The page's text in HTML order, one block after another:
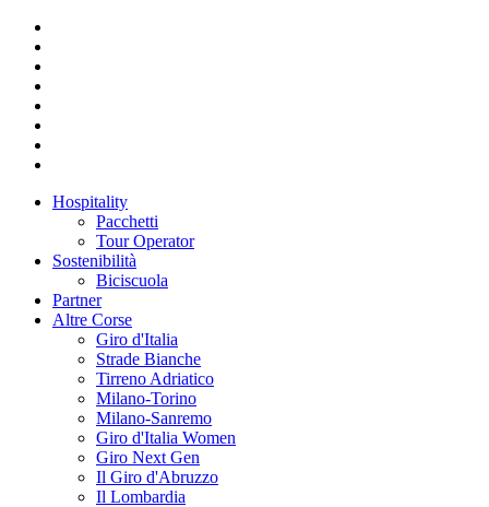
Hospitality
Pacchetti
Tour Operator
Sostenibilità
Biciscuola
Partner
Altre Corse
Giro d'Italia
Strade Bianche
Tirreno Adriatico
Milano-Torino
Milano-Sanremo
Giro d'Italia Women
Giro Next Gen
Il Giro d'Abruzzo
Il Lombardia